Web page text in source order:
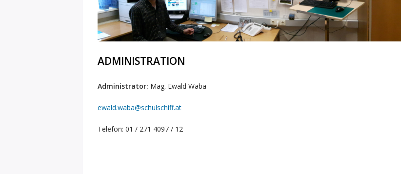
ADMINISTRATION
Administrator: Mag. Ewald Waba
ewald.waba@schulschiff.at
Telefon: 01 / 271 4097 / 12